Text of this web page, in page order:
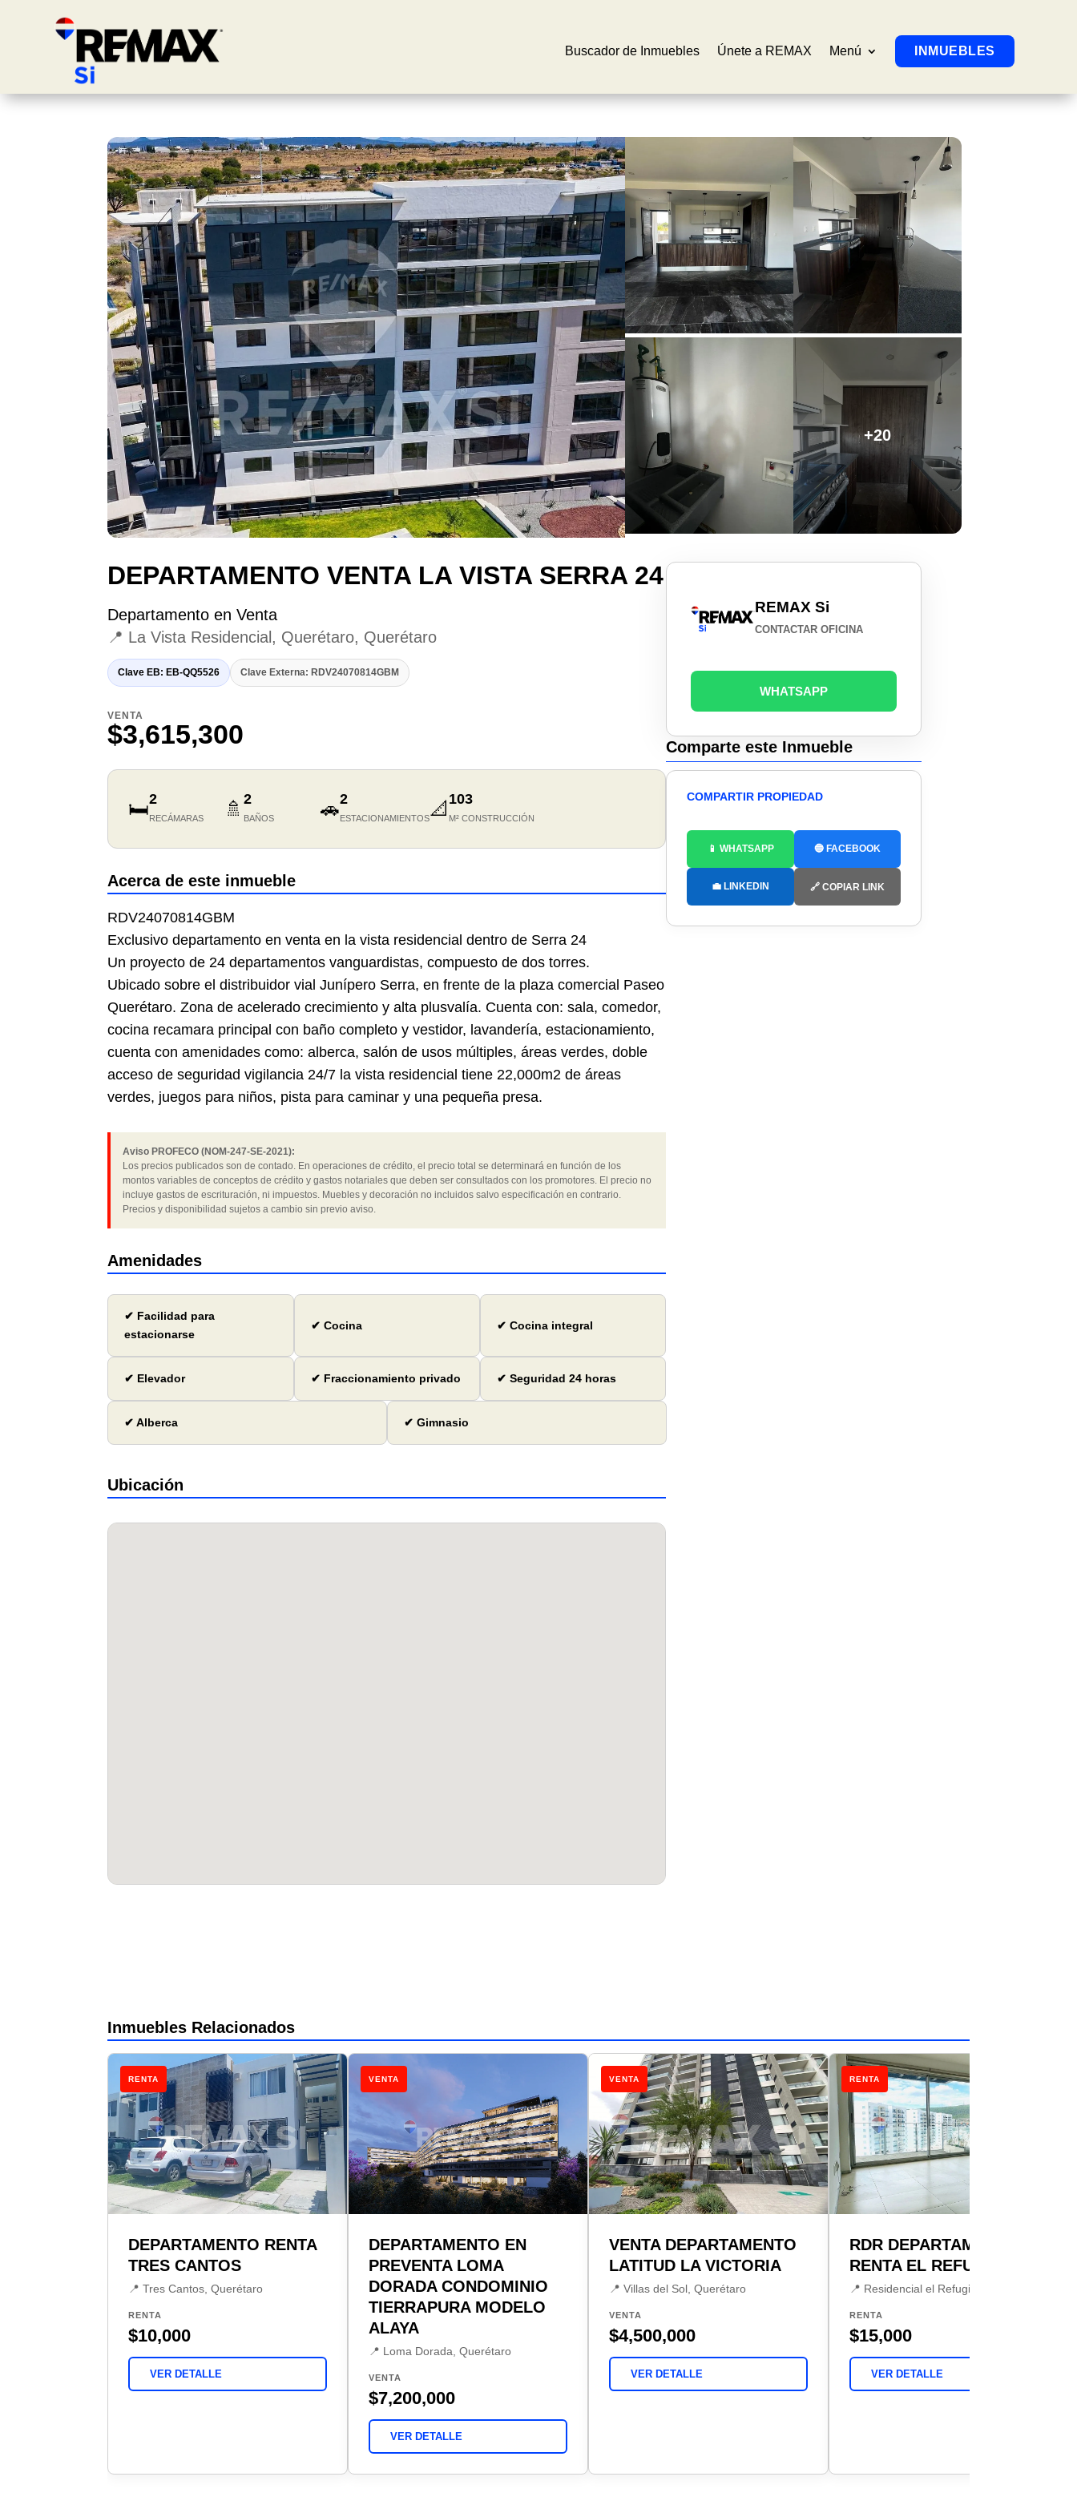
Buscador de Inmuebles Únete a REMAX Menú INMUEBLES
+20
DEPARTAMENTO VENTA LA VISTA SERRA 24
Departamento en Venta
📍 La Vista Residencial, Querétaro, Querétaro
Clave EB: EB-QQ5526 Clave Externa: RDV24070814GBM
VENTA
$3,615,300
🛏️2
RECÁMARAS 🚿2
BAÑOS 🚗2
ESTACIONAMIENTOS📐 103
M² CONSTRUCCIÓN
Acerca de este inmueble
RDV24070814GBM
Exclusivo departamento en venta en la vista residencial dentro de Serra 24
Un proyecto de 24 departamentos vanguardistas, compuesto de dos torres.
Ubicado sobre el distribuidor vial Junípero Serra, en frente de la plaza comercial Paseo
Querétaro. Zona de acelerado crecimiento y alta plusvalía. Cuenta con: sala, comedor,
cocina recamara principal con baño completo y vestidor, lavandería, estacionamiento,
cuenta con amenidades como: alberca, salón de usos múltiples, áreas verdes, doble
acceso de seguridad vigilancia 24/7 la vista residencial tiene 22,000m2 de áreas
verdes, juegos para niños, pista para caminar y una pequeña presa.
Aviso PROFECO (NOM-247-SE-2021):
Los precios publicados son de contado. En operaciones de crédito, el precio total se determinará en función de los
montos variables de conceptos de crédito y gastos notariales que deben ser consultados con los promotores. El precio no
incluye gastos de escrituración, ni impuestos. Muebles y decoración no incluidos salvo especificación en contrario.
Precios y disponibilidad sujetos a cambio sin previo aviso.
Amenidades
✔ Facilidad para
estacionarse
✔ Cocina ✔ Cocina integral
✔ Elevador ✔ Fraccionamiento privado ✔ Seguridad 24 horas
✔ Alberca ✔ Gimnasio
Ubicación
REMAX Si
CONTACTAR OFICINA
WHATSAPP
Comparte este Inmueble
COMPARTIR PROPIEDAD
📱 WHATSAPP 🔵 FACEBOOK
💼 LINKEDIN 🔗 COPIAR LINK
Inmuebles Relacionados
RENTA
DEPARTAMENTO RENTA
TRES CANTOS
📍 Tres Cantos, Querétaro
RENTA
$10,000
VER DETALLE
VENTA
DEPARTAMENTO EN
PREVENTA LOMA
DORADA CONDOMINIO
TIERRAPURA MODELO
ALAYA
📍 Loma Dorada, Querétaro
VENTA
$7,200,000
VER DETALLE
VENTA
VENTA DEPARTAMENTO
LATITUD LA VICTORIA
📍 Villas del Sol, Querétaro
VENTA
$4,500,000
VER DETALLE
RENTA
RDR DEPARTAMENTO
RENTA EL REFUGIO
📍 Residencial el Refugio, Querétaro
RENTA
$15,000
VER DETALLE